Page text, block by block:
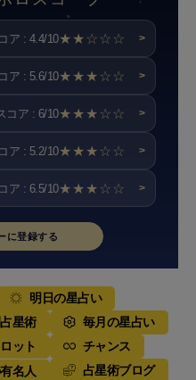
ア : 4.4/10★★☆☆☆ >
ア : 5.6/10★★★☆☆ >
コア : 6/10★★★☆☆ >
ア : 5.2/10★★★☆☆ >
ア : 6.5/10★★★☆☆ >
に登録する
明日の星占い
星術
毎月の星占い
ット
チャンス
名人 占星術ブログ